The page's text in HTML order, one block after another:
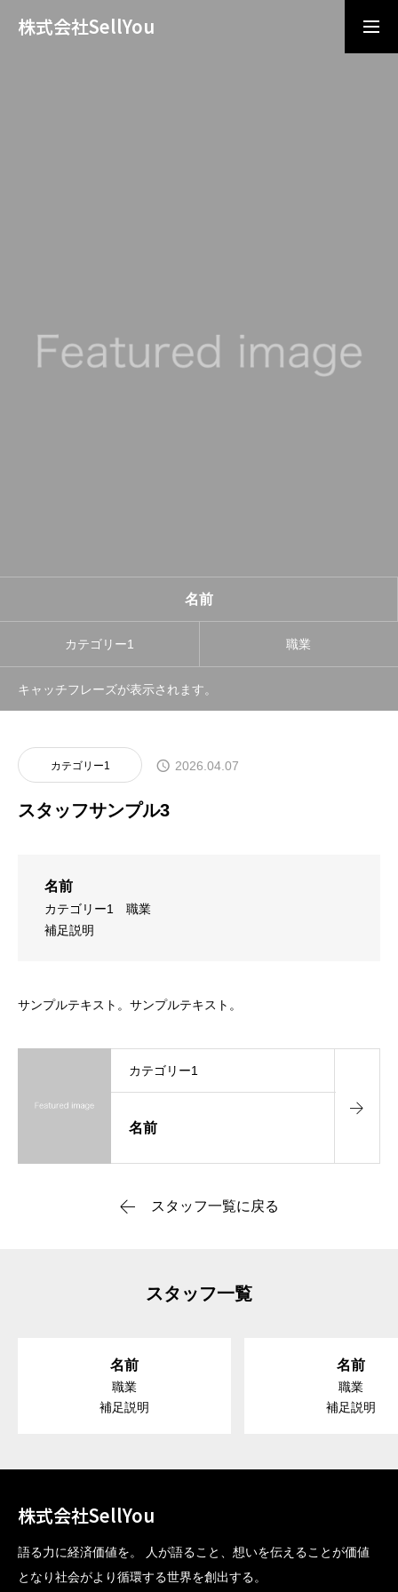
株式会社SellYou
採用情報
名前
カテゴリー1 職業
キャッチフレーズが表示されます。
カテゴリー1 2026.04.07
スタッフサンプル3
名前
カテゴリー1
職業
補足説明
サンプルテキスト。サンプルテキスト。
名前
カテゴリー1
スタッフ一覧に戻る
スタッフ一覧
名前
職業
補足説明
名前
職業
補足説明
株式会社SellYou
語る力に経済価値を。 人が語ること、想いを伝えることが価値
となり社会がより循環する世界を創出する。